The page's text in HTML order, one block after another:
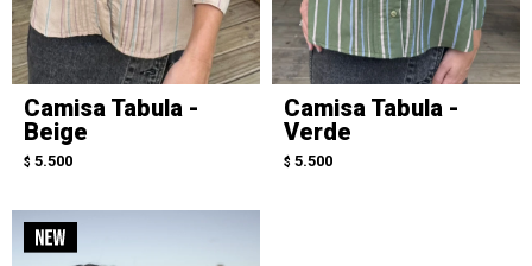
Camisa Tabula -
Beige
$ 5.500
Camisa Tabula -
Verde
$ 5.500